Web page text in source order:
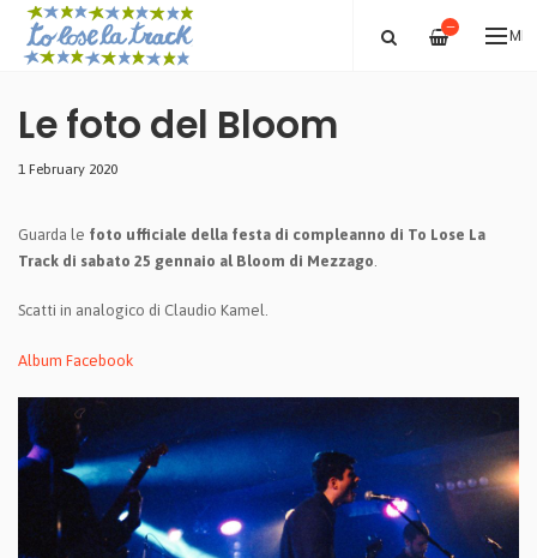
—
Le foto del Bloom
1 February 2020
Guarda le foto ufficiale della festa di compleanno di To Lose La
Track di sabato 25 gennaio al Bloom di Mezzago
Scatti in analogico di Claudio Kamel.
Album Facebook